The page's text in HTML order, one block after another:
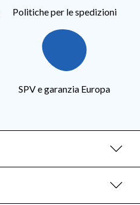
Politiche per le spedizioni
SPV e garanzia Europa